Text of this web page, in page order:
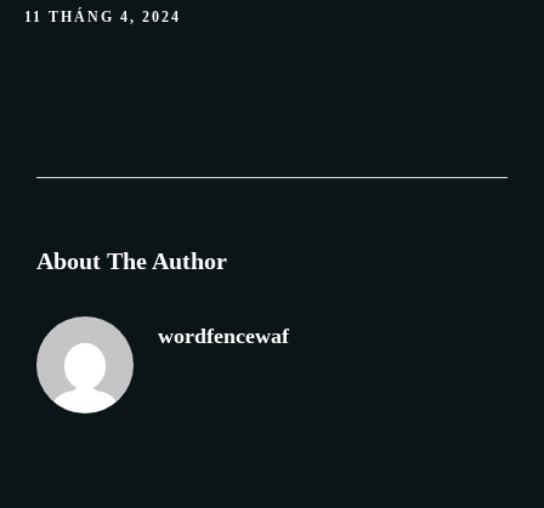
11 THÁNG 4, 2024
About The Author
wordfencewaf